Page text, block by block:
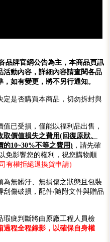
品牌官網公告為主，本商品頁訊
活動內容，詳細內容請查閱各品
如有變更，將不另行通知。
是否購買本商品，切勿拆封與
已受損，僅能以福利品出售，
取價值損失之費用(回復原狀、
10~30%不等之費用) ，請先確
免影響您的權利，祝您購物順
有權拒絕退換貨申請)
無髒汙、無損傷之狀態且包裝
刮傷破損，配件/隨附文件與贈品
疵判斷將由原廠工程人員檢
過程全程錄影，以確保自身權